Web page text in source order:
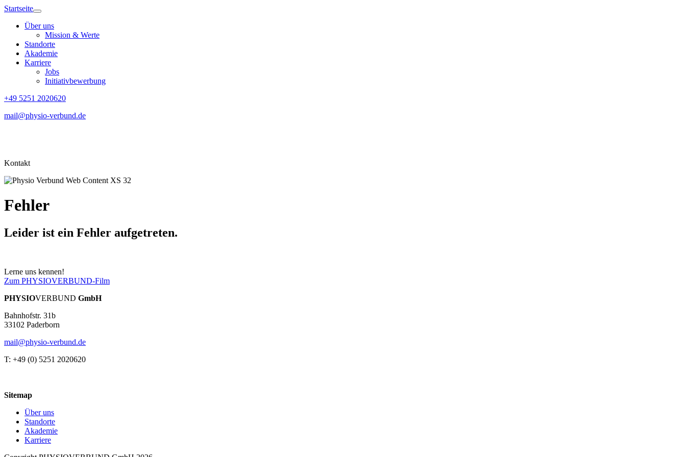
Startseite
Über uns
Mission & Werte
Standorte
Akademie
Karriere
Jobs
Initiativbewerbung
+49 5251 2020620
mail@physio-verbund.de
Kontakt
Fehler
Leider ist ein Fehler aufgetreten.
Lerne uns kennen!
Zum PHYSIOVERBUND-Film
PHYSIOVERBUND GmbH
Bahnhofstr. 31b
33102 Paderborn
mail@physio-verbund.de
T: +49 (0) 5251 2020620
Sitemap
Über uns
Standorte
Akademie
Karriere